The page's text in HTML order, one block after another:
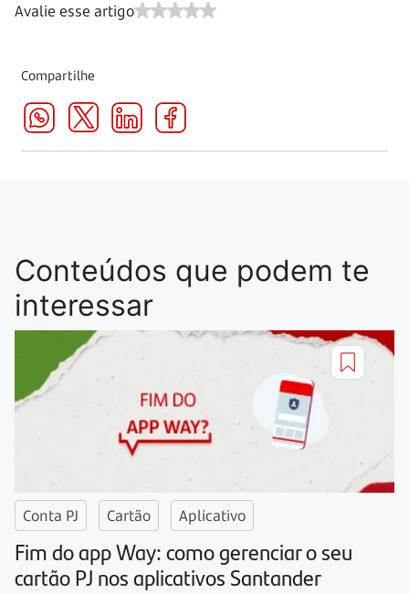
Avalie esse artigo
Compartilhe
Conteúdos que podem te
interessar
Conta PJ Cartão Aplicativo
Fim do app Way: como gerenciar o seu
cartão PJ nos aplicativos Santander